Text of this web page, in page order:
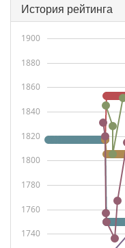
История рейтинга
1740
1760
1780
1800
1820
1840
1860
1880
1900